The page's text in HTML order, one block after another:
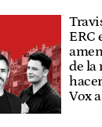
ERC
de la
Vox